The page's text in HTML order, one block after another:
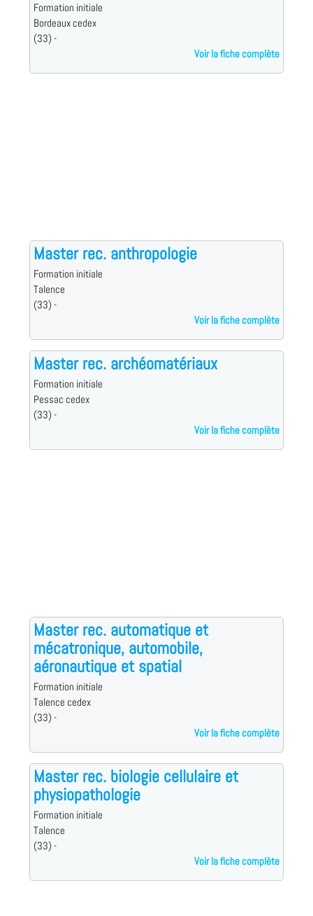
Formation initiale
Bordeaux cedex
(33) -
Voir la fiche complète
Master rec. anthropologie
Formation initiale
Talence
(33) -
Voir la fiche complète
Master rec. archéomatériaux
Formation initiale
Pessac cedex
(33) -
Voir la fiche complète
Master rec. automatique et
mécatronique, automobile,
aéronautique et spatial
Formation initiale
Talence cedex
(33) -
Voir la fiche complète
Master rec. biologie cellulaire et
physiopathologie
Formation initiale
Talence
(33) -
Voir la fiche complète